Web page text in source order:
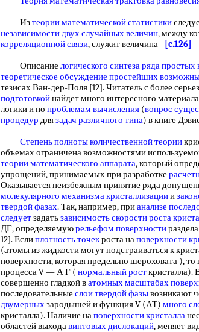
Изтеории математической статистики
независимостидвухслучайных величин, между
корреляционной связи, служит величина
[c.126]
Описание логического синтезаряда простых
теоретическое обсуждение простейших
тезисах Ван-дер-Поля [12]. Читатель с более
подготовкойнайдет много интересного
логики и по проблемам вычисления (вопрос
процедур длязадач различного типа) в книге
Степень полнотыколичественной теории
объемах ограничена возможностями
теории математического аппарата, который
упрощений, принимаемых при разработке
Оказывается неизбежным принятие ряда
молекулярного механизма кристаллизациии
твердой фазах. Так, например, прианализе
следуетзадатьзависимость скорости роста
ДГ, определяемуюрельефом поверхности
12]. Еслиплотность точекроста наповерхности
(атомы из жидкости могут подстраиваться к
поверхности, которая предельно шероховата ), то
процесса V — А Г ( нормальный росткристалла).
совершенно гладкой ватомных масштабах
последовательные слои твердой фазывозникают
двумерныхзародышей и функция V (АТ) много
кристалла). Наличие наповерхности кристалла
областей выходавинтовых дислокаций, меняет